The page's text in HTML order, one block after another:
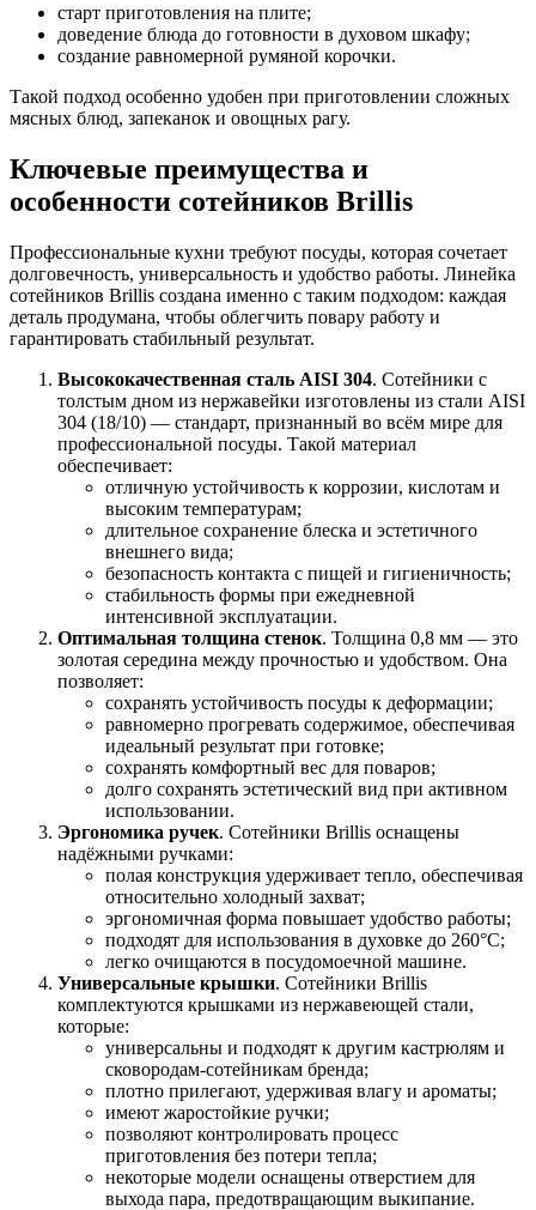
старт приготовления на плите;
доведение блюда до готовности в духовом шкафу;
создание равномерной румяной корочки.
Такой подход особенно удобен при приготовлении сложных
мясных блюд, запеканок и овощных рагу.
Ключевые преимущества и
особенности сотейников Brillis
Профессиональные кухни требуют посуды, которая сочетает
долговечность, универсальность и удобство работы. Линейка
сотейников Brillis создана именно с таким подходом: каждая
деталь продумана, чтобы облегчить повару работу и
гарантировать стабильный результат.
Высококачественная сталь AISI 304. Сотейники с
толстым дном из нержавейки изготовлены из стали AISI
304 (18/10) — стандарт, признанный во всём мире для
профессиональной посуды. Такой материал
обеспечивает:
отличную устойчивость к коррозии, кислотам и
высоким температурам;
длительное сохранение блеска и эстетичного
внешнего вида;
безопасность контакта с пищей и гигиеничность;
стабильность формы при ежедневной
интенсивной эксплуатации.
Оптимальная толщина стенок. Толщина 0,8 мм — это
золотая середина между прочностью и удобством. Она
позволяет:
сохранять устойчивость посуды к деформации;
равномерно прогревать содержимое, обеспечивая
идеальный результат при готовке;
сохранять комфортный вес для поваров;
долго сохранять эстетический вид при активном
использовании.
Эргономика ручек. Сотейники Brillis оснащены
надёжными ручками:
полая конструкция удерживает тепло, обеспечивая
относительно холодный захват;
эргономичная форма повышает удобство работы;
подходят для использования в духовке до 260°C;
легко очищаются в посудомоечной машине.
Универсальные крышки. Сотейники Brillis
комплектуются крышками из нержавеющей стали,
которые:
универсальны и подходят к другим кастрюлям и
сковородам-сотейникам бренда;
плотно прилегают, удерживая влагу и ароматы;
имеют жаростойкие ручки;
позволяют контролировать процесс
приготовления без потери тепла;
некоторые модели оснащены отверстием для
выхода пара, предотвращающим выкипание.